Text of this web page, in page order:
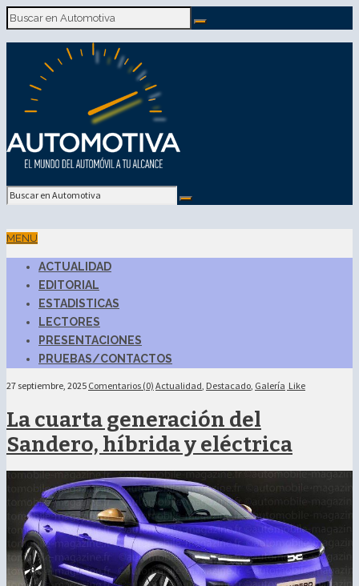
MENU
ACTUALIDAD
EDITORIAL
ESTADISTICAS
LECTORES
PRESENTACIONES
PRUEBAS/CONTACTOS
27 septiembre, 2025 Comentarios (0) Actualidad, Destacado, Galería Like
La cuarta generación del
Sandero, híbrida y eléctrica